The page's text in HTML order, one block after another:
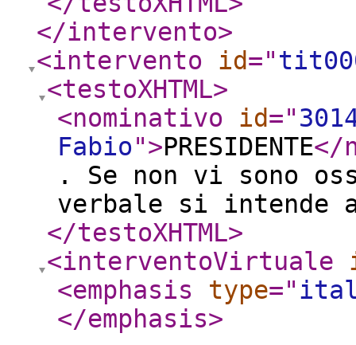
</intervento>
<intervento
id="
<testoXHTML>
<nominativo
id="
Fabio">PRESIDENTE</
. Se non vi sono
verbale si intende
</testoXHTML>
<interventoVirtuale
<emphasis
type="
</emphasis>